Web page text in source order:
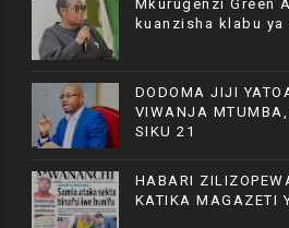
Mkurugenzi Green
kuanzisha klabu ya
DODOMA JIJI
VIWANJA
SIKU 21
HABARI
KATIKA MAGAZETI